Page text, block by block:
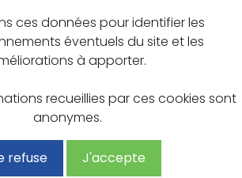
ces données pour identifier les
éventuels du site et les
à apporter.
recueillies par ces cookies sont
anonymes.
refuse J'accepte